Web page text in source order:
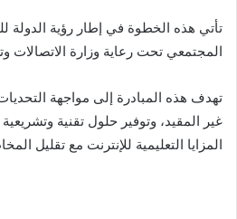
تأتي هذه الخطوة في إطار رؤية الدولة
المجتمعي تحت رعاية وزارة الاتصالات
تهدف هذه المبادرة إلى مواجهة
غير المقيد، وتوفير حلول تقنية
المزايا التعليمية للإنترنت مع تقليل